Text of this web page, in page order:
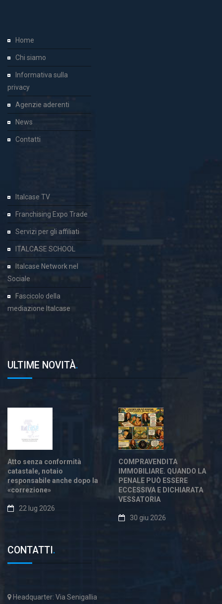
Home
Chi siamo
Informativa sulla
privacy
Agenzie aderenti
News
Contatti
Italcase TV
Franchising Expo Trade
Servizi per gli affiliati
ITALCASE SCHOOL
Italcase Network nel
Sociale
Fascicolo della
mediazione Italcase
ULTIME NOVITÀ.
Atto senza conformità
catastale, notaio
responsabile anche dopo la
«correzione»
22 lug 2026
COMPRAVENDITA
IMMOBILIARE. QUANDO LA
PENALE PUÒ ESSERE
ECCESSIVA E DICHIARATA
VESSATORIA
30 giu 2026
CONTATTI .
Headquarter: Via Senigallia